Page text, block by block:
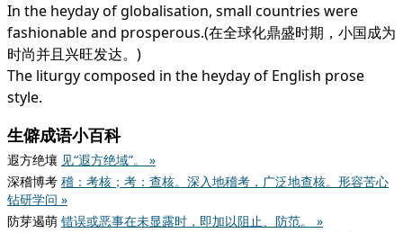
In the heyday of globalisation, small countries were
fashionable and prosperous.(在全球化鼎盛时期，小国成为
时尚并且兴旺发达。)
The liturgy composed in the heyday of English prose
style.
生僻成语小百科
遐方绝壤 见“遐方绝域”。 »
深稽博考 稽：考核；考：查核。深入地稽考，广泛地查核。形容苦心
钻研学问 »
防芽遏萌 错误或恶事在未显露时，即加以阻止、防范。 »